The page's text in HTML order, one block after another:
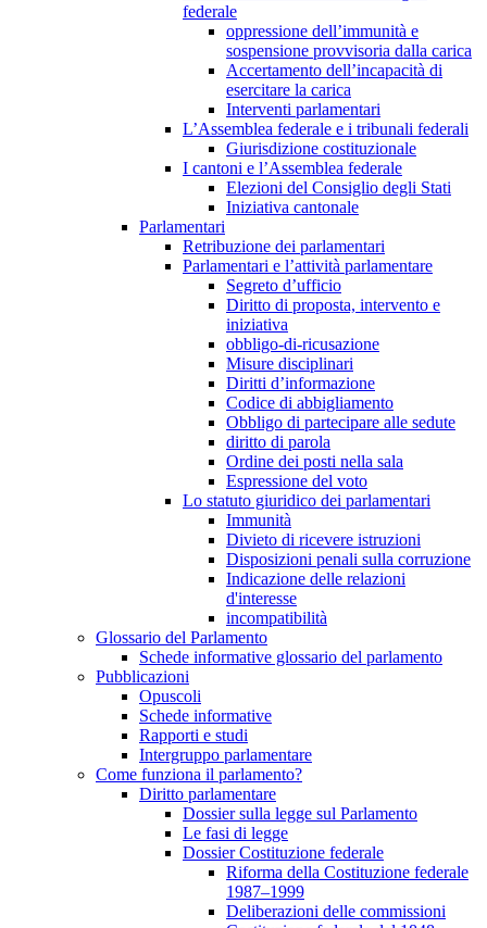
federale
oppressione dell’immunità e
sospensione provvisoria dalla carica
Accertamento dell’incapacità di
esercitare la carica
Interventi parlamentari
L’Assemblea federale e i tribunali federali
Giurisdizione costituzionale
I cantoni e l’Assemblea federale
Elezioni del Consiglio degli Stati
Iniziativa cantonale
Parlamentari
Retribuzione dei parlamentari
Parlamentari e l’attività parlamentare
Segreto d’ufficio
Diritto di proposta, intervento e
iniziativa
obbligo-di-ricusazione
Misure disciplinari
Diritti d’informazione
Codice di abbigliamento
Obbligo di partecipare alle sedute
diritto di parola
Ordine dei posti nella sala
Espressione del voto
Lo statuto giuridico dei parlamentari
Immunità
Divieto di ricevere istruzioni
Disposizioni penali sulla corruzione
Indicazione delle relazioni
d'interesse
incompatibilità
Glossario del Parlamento
Schede informative glossario del parlamento
Pubblicazioni
Opuscoli
Schede informative
Rapporti e studi
Intergruppo parlamentare
Come funziona il parlamento?
Diritto parlamentare
Dossier sulla legge sul Parlamento
Le fasi di legge
Dossier Costituzione federale
Riforma della Costituzione federale
1987–1999
Deliberazioni delle commissioni